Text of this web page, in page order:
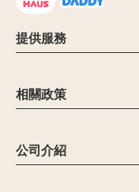
提供服務
聯絡我們：6012-9681413
營業時間：09:00 - 18:00
相關政策
禁止和限制商品
聯繫客服
公司介紹